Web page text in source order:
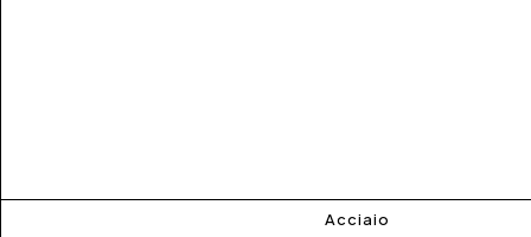
Acciaio